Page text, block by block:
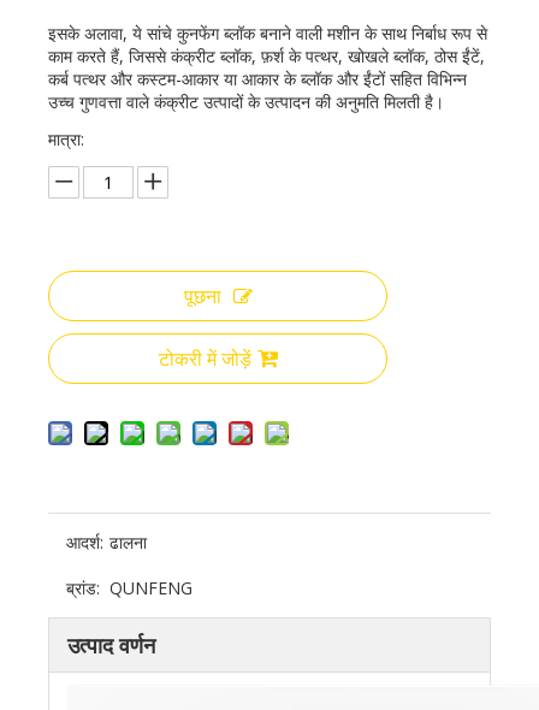
इसके अलावा, ये सांचे कुनफेंग ब्लॉक बनाने वाली मशीन के साथ निर्बाध रूप से
काम करते हैं, जिससे कंक्रीट ब्लॉक, फ़र्श के पत्थर, खोखले ब्लॉक, ठोस ईंटें,
कर्ब पत्थर और कस्टम-आकार या आकार के ब्लॉक और ईंटों सहित विभिन्न
उच्च गुणवत्ता वाले कंक्रीट उत्पादों के उत्पादन की अनुमति मिलती है।
मात्रा:
पूछना
टोकरी में जोड़ें
आदर्श: ढालना
ब्रांड: QUNFENG
उत्पाद वर्णन